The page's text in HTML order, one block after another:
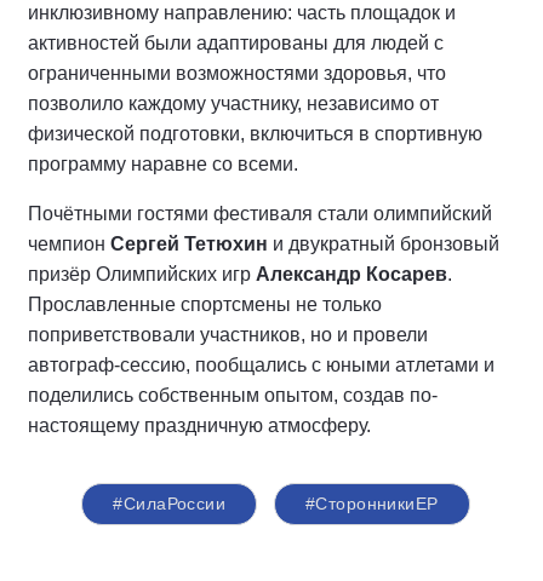
инклюзивному направлению: часть площадок и
активностей были адаптированы для людей с
ограниченными возможностями здоровья, что
позволило каждому участнику, независимо от
физической подготовки, включиться в спортивную
программу наравне со всеми.
Почётными гостями фестиваля стали олимпийский
чемпион Сергей Тетюхин и двукратный бронзовый
призёр Олимпийских игр Александр Косарев.
Прославленные спортсмены не только
поприветствовали участников, но и провели
автограф-сессию, пообщались с юными атлетами и
поделились собственным опытом, создав по-
настоящему праздничную атмосферу.
#СилаРоссии #СторонникиЕР